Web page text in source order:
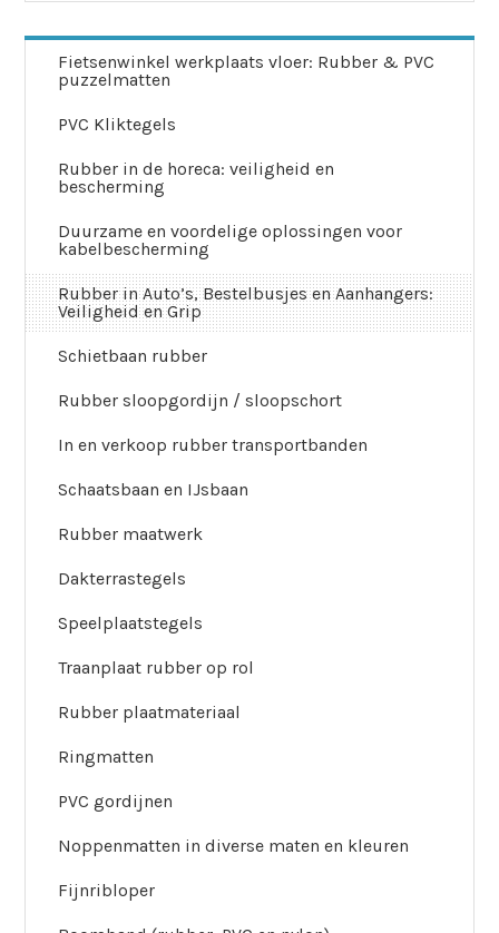
Fietsenwinkel werkplaats vloer: Rubber & PVC
puzzelmatten
PVC Kliktegels
Rubber in de horeca: veiligheid en
bescherming
Duurzame en voordelige oplossingen voor
kabelbescherming
Rubber in Auto’s, Bestelbusjes en Aanhangers:
Veiligheid en Grip
Schietbaan rubber
Rubber sloopgordijn / sloopschort
In en verkoop rubber transportbanden
Schaatsbaan en IJsbaan
Rubber maatwerk
Dakterrastegels
Speelplaatstegels
Traanplaat rubber op rol
Rubber plaatmateriaal
Ringmatten
PVC gordijnen
Noppenmatten in diverse maten en kleuren
Fijnribloper